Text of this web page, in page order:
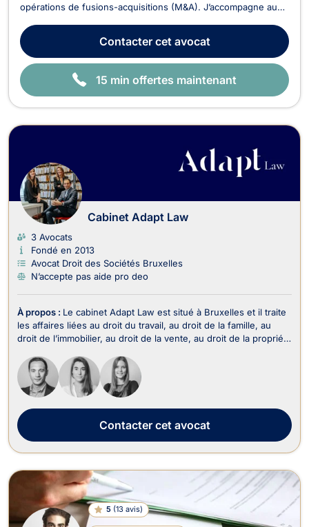
opérations de fusions-acquisitions (M&A). J’accompagne au
la structuration, le développement et la protection de leurs
activités. Je conseille et as...
Contactercet avocat
15 min offertes maintenant
Cabinet Adapt Law
3 Avocats
Fondé en 2013
Avocat Droit des Sociétés Bruxelles
N’accepte pas aide pro deo
À propos : Le cabinet Adapt Law est situé à Bruxelles et il traite
les affaires liées au droit du travail, au droit de la famille, au
droit de l’immobilier, au droit de la vente, au droit de la propriété
concurrence, au droit des sociétés, au droit du crédit et de la
consommat...
Contactercet avocat
5 (13 avis)